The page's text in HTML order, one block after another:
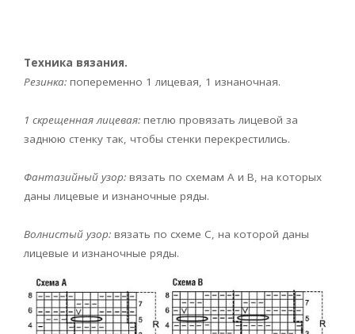
Техника вязания.
Резинка: попеременно 1 лицевая, 1 изнаночная.
1 скрещенная лицевая: петлю провязать лицевой за
заднюю стенку так, чтобы стенки перекрестились.
Фантазийный узор: вязать по схемам А и В, на которых
даны лицевые и изнаночные ряды.
Волнистый узор: вязать по схеме С, на которой даны
лицевые и изнаночные ряды.